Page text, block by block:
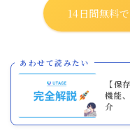
14日間無料
あわせて読みたい
【保
機能
介